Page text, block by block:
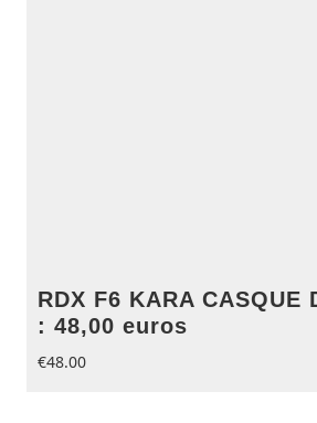
RDX F6 KARA CASQUE
: 48,00 euros
€48.00